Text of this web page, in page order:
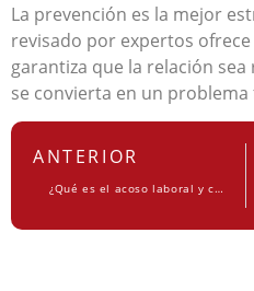
La prevención es la mejor
revisado por expertos
garantiza que la relación
se convierta en un
ANTERIOR
¿Qué es el acoso laboral y cómo se demuestra en juicio?